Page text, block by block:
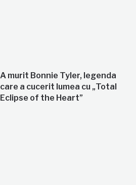
A murit Bonnie Tyler, legenda
care a cucerit lumea cu „Total
Eclipse of the Heart”